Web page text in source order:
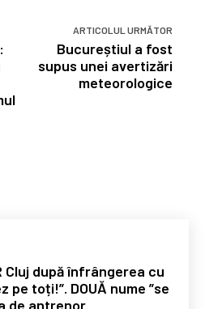
Cluj după înfrângerea cu
pe toți!”. DOUĂ nume ”se
de antrenor.
ARTICOLUL URMĂTOR
Bucureștiul a fost
supus unei avertizări
meteorologice